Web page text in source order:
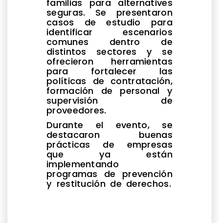
familias para alternatives
seguras. Se presentaron
casos de estudio para
identificar escenarios
comunes dentro de
distintos sectores y se
ofrecieron herramientas
para fortalecer las
políticas de contratación,
formación de personal y
supervisión de
proveedores.
Durante el evento, se
destacaron buenas
prácticas de empresas
que ya están
implementando
programas de prevención
y restitución de derechos.